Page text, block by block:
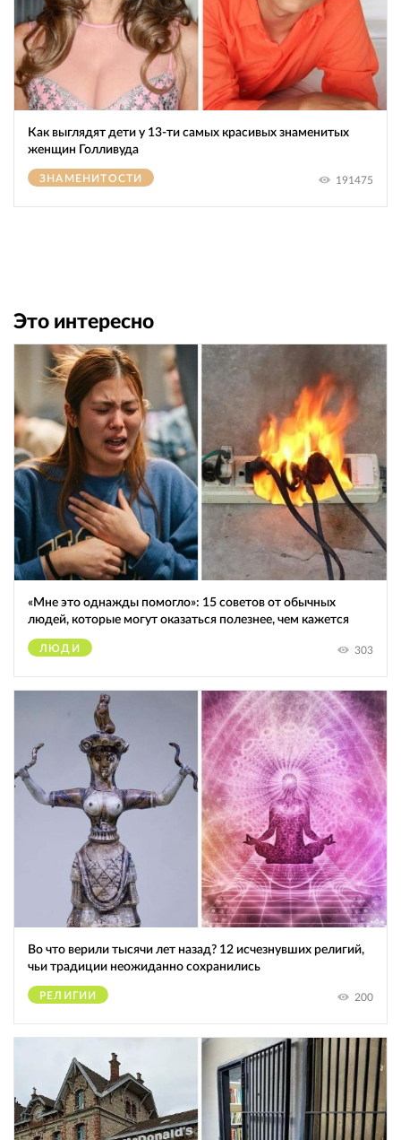
Как выглядят дети у 13-ти самых красивых знаменитых
женщин Голливуда
ЗНАМЕНИТОСТИ 191475
Это интересно
«Мне это однажды помогло»: 15 советов от обычных
людей, которые могут оказаться полезнее, чем кажется
ЛЮДИ 303
Во что верили тысячи лет назад? 12 исчезнувших религий,
чьи традиции неожиданно сохранились
РЕЛИГИИ 200